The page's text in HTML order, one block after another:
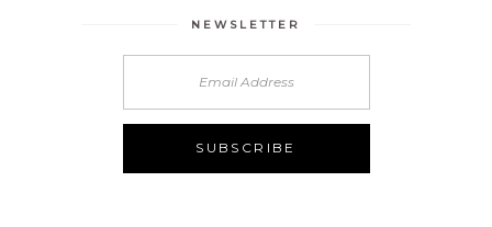
NEWSLETTER